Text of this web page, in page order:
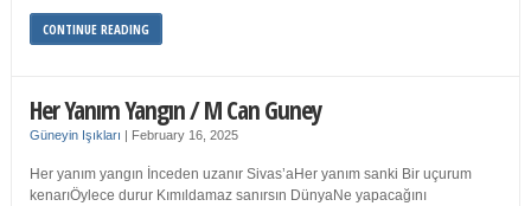
CONTINUE READING
Her Yanım Yangın / M Can Guney
Güneyin Işıkları | February 16, 2025
Her yanım yangın İnceden uzanır Sivas’aHer yanım sanki Bir uçurum
kenarıÖylece durur Kımıldamaz sanırsın DünyaNe yapacağını